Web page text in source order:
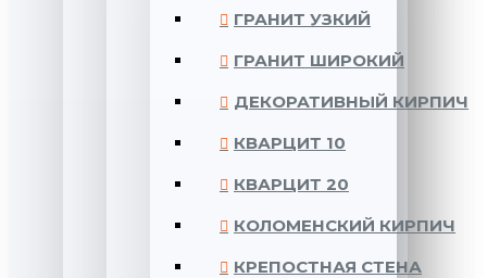
ГРАНИТ УЗКИЙ
ГРАНИТ ШИРОКИЙ
ДЕКОРАТИВНЫЙ КИРПИЧ
КВАРЦИТ 10
КВАРЦИТ 20
КОЛОМЕНСКИЙ КИРПИЧ
КРЕПОСТНАЯ СТЕНА